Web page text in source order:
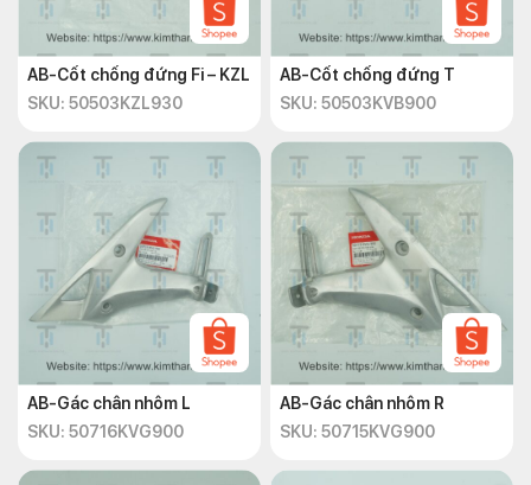
AB-Cốt chống đứng Fi – KZL
SKU: 50503KZL930
AB-Cốt chống đứng T
SKU: 50503KVB900
AB-Gác chân nhôm L
SKU: 50716KVG900
AB-Gác chân nhôm R
SKU: 50715KVG900